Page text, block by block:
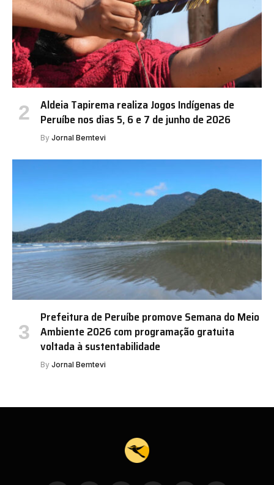
Aldeia Tapirema realiza Jogos Indígenas de
Peruíbe nos dias 5, 6 e 7 de junho de 2026
By Jornal Bemtevi
Prefeitura de Peruíbe promove Semana do Meio
Ambiente 2026 com programação gratuita
voltada à sustentabilidade
By Jornal Bemtevi